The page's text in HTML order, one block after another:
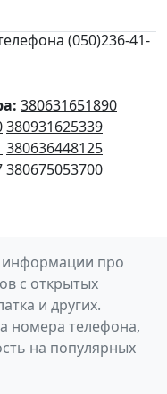
(050)236-41-
380631651890
380931625339
380636448125
380675053700
информации про
с открытых
и других.
номера телефона,
на популярных